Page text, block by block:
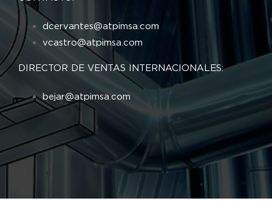
dcervantes@atpimsa.com
vcastro@atpimsa.com
DIRECTOR DE VENTAS INTERNACIONALES:
bejar@atpimsa.com